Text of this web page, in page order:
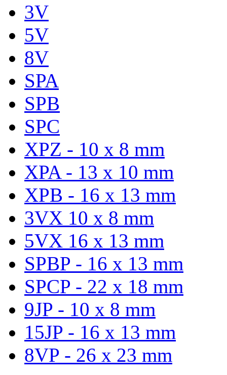
3V
5V
8V
SPA
SPB
SPC
XPZ - 10 x 8 mm
XPA - 13 x 10 mm
XPB - 16 x 13 mm
3VX 10 x 8 mm
5VX 16 x 13 mm
SPBP - 16 x 13 mm
SPCP - 22 x 18 mm
9JP - 10 x 8 mm
15JP - 16 x 13 mm
8VP - 26 x 23 mm